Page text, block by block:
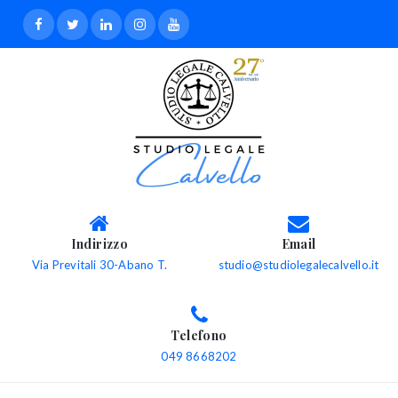
Indirizzo
Via Previtali 30-Abano T.
Email
studio@studiolegalecalvello.it
Telefono
049 8668202